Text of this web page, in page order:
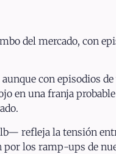
del mercado, con
con episodios
en una franja
refleja la tensión
los ramp-ups de